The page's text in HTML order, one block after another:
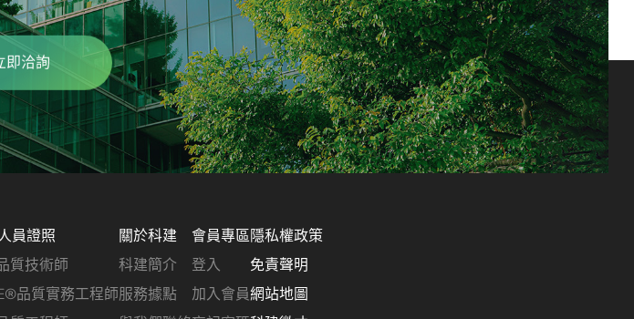
即洽詢
員證照
質技術師
品質實務工程師
關於科建
科建簡介
服務據點
會員專區
登入
加入會員
隱私權政策
免責聲明
網站地圖